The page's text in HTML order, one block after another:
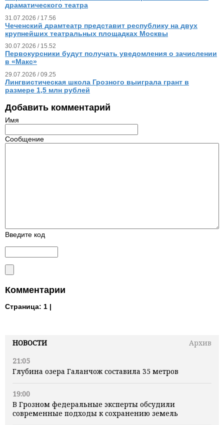
НОВОСТИ
Архив
21:05
Глубина озера Галанчож составила 35 метров
19:00
В Грозном федеральные эксперты обсудили
современные подходы к сохранению земель
драматического театра
31.07.2026 / 17.56
Чеченский драмтеатр представит республику на двух
крупнейших театральных площадках Москвы
30.07.2026 / 15.52
Первокурсники будут получать уведомления о зачислении
в «Макс»
29.07.2026 / 09.25
Лингвистическая школа Грозного выиграла грант в
размере 1,5 млн рублей
Добавить комментарий
Имя
Сообщение
Введите код
Комментарии
Страница: 1 |